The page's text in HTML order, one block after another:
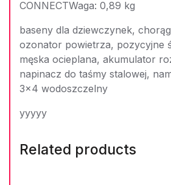
CONNECTWaga: 0,89 kg
baseny dla dziewczynek,
ozonator powietrza, pozycyjne
męska ocieplana, akumulator
napinacz do taśmy stalowej,
3×4 wodoszczelny
yyyyy
Related products